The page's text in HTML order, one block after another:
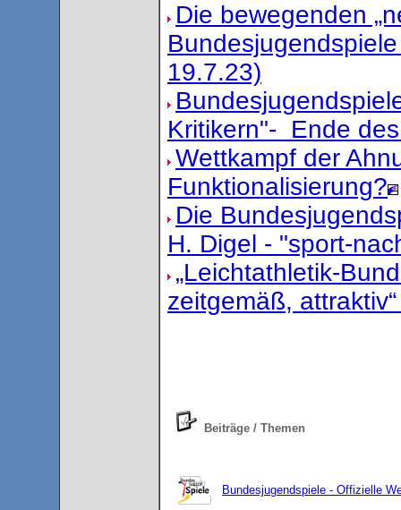
Die bewegenden
19.7.23)
Kritikern"- Ende
Wettkampf der
Funktionalisierung?
Die
H. Digel - "sport-
„Leichtathletik-
zeitgemäß,
Beiträge / Themen
Bundesjugendspiele - Offizielle